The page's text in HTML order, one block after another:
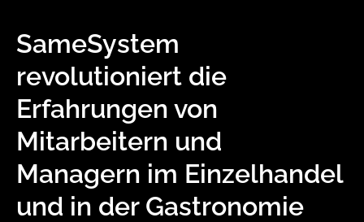
SameSystem
revolutioniert die
Erfahrungen von
Mitarbeitern und
Managern im Einzelhandel
und in der Gastronomie